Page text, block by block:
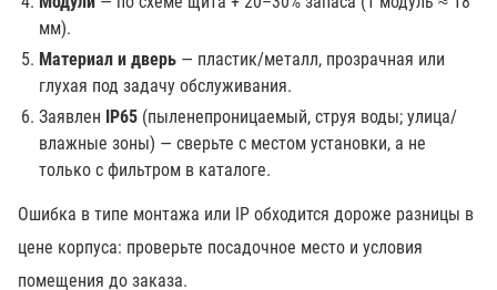
мм).
Материал и дверь — пластик/металл, прозрачная или
глухая под задачу обслуживания.
Заявлен IP65 (пыленепроницаемый, струя воды; улица/
влажные зоны) — сверьте с местом установки, а не
только с фильтром в каталоге.
Ошибка в типе монтажа или IP обходится дороже разницы в
цене корпуса: проверьте посадочное место и условия
помещения до заказа.